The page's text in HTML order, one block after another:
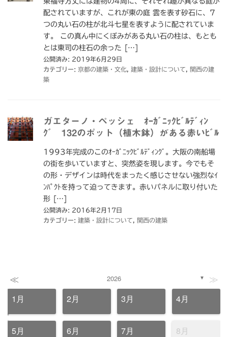
配されていますが、これが東の庭 雲を表す砂石に、7
つの丸い石の柱が北斗七星を表すように配されていま
す。 この真ん中にくぼみがある丸い石の柱は、もとも
とは東司の柱石の余った […]
公開済み: 2019年6月29日
カテゴリー: 京都の建築・文化 建築・設計について
関西の建
築
ガエターノ・ペッシェ ｵｰｶﾞﾆｯｸﾋﾞﾙﾃﾞｨﾝ
ｸﾞ 132のポット（植木鉢）がある赤いﾋﾞﾙ
1993年完成のこのｵｰｶﾞﾆｯｸﾋﾞﾙﾃﾞｨﾝｸﾞ。大阪の南船場
の街を歩いていますと、突然姿を現します。今でもそ
の形・デザインは時代をまったく感じさせない強烈なｲ
ﾝﾊﾟｸﾄを持って迫ってきます。赤いパネルに取り付いた
形 […]
公開済み: 2016年2月17日
カテゴリー: 建築・設計について 関西の建築
≪ 2026 ▼ ≫
1月 2月 3月 4月
5月 6月 7月 8月